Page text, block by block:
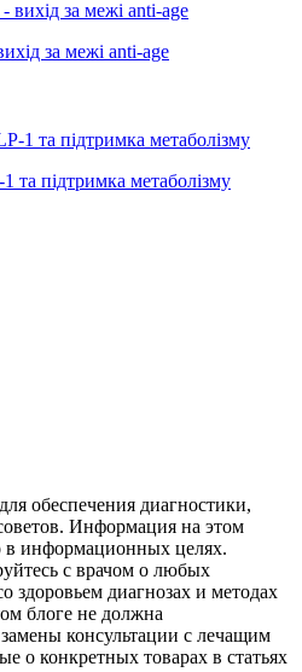
за межі anti-age
та підтримка метаболізму
обеспечения диагностики,
Информация на этом
в информационных целях.
с врачом о любых
здоровьем диагнозах и методах
блоге не должна
замены консультации с лечащим
о конкретных товарах в статьях